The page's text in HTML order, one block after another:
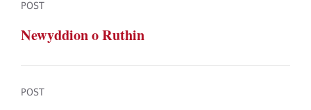
POST
Newyddion o Ruthin
POST